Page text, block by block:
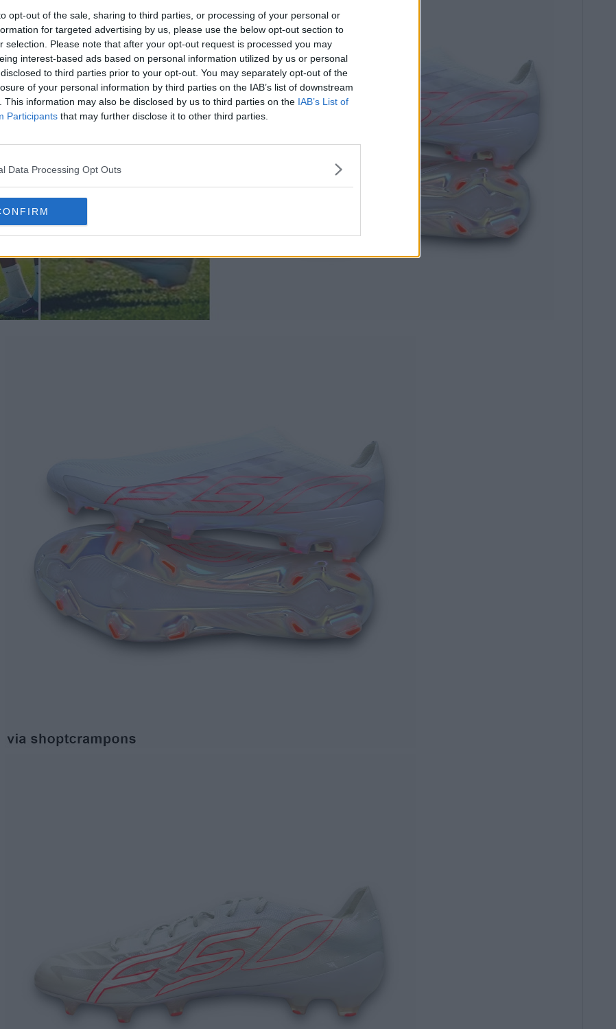
opt-out of the sale, sharing to third parties, or processing of your personal or
for targeted advertising by us, please use the below opt-out section to
selection. Please note that after your opt-out request is processed you may
interest-based ads based on personal information utilized by us or personal
to third parties prior to your opt-out. You may separately opt-out of the
of your personal information by third parties on the IAB’s list of downstream
This information may also be disclosed by us to third parties on the IAB’s List of
Participants that may further disclose it to other third parties.
Data Processing Opt Outs